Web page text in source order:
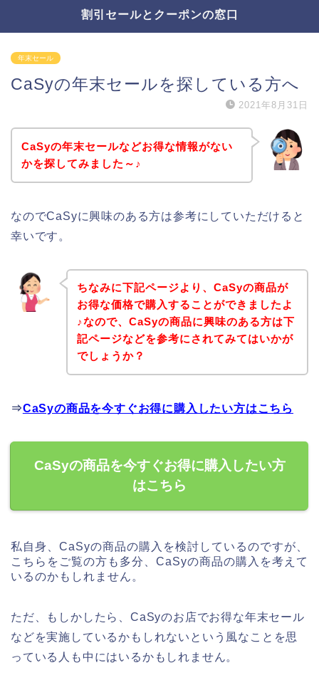
割引セールとクーポンの窓口
年末セール
CaSyの年末セールを探している方へ
2021年8月31日
CaSyの年末セールなどお得な情報がない
かを探してみました～♪
なのでCaSyに興味のある方は参考にしていただけると
幸いです。
ちなみに下記ページより、CaSyの商品が
お得な価格で購入することができましたよ
♪なので、CaSyの商品に興味のある方は下
記ページなどを参考にされてみてはいかが
でしょうか？
⇒CaSyの商品を今すぐお得に購入したい方はこちら
CaSyの商品を今すぐお得に購入したい方
はこちら
私自身、CaSyの商品の購入を検討しているのですが、
こちらをご覧の方も多分、CaSyの商品の購入を考えて
いるのかもしれません。
ただ、もしかしたら、CaSyのお店でお得な年末セール
などを実施しているかもしれないという風なことを思
っている人も中にはいるかもしれません。